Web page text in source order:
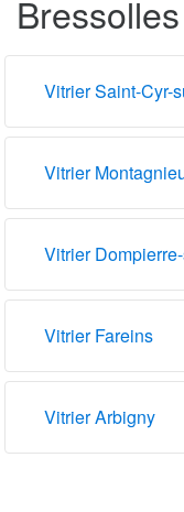
Bressolles
Vitrier Saint-Cyr-
Vitrier
Vitrier
Vitrier Fareins
Vitrier Arbigny